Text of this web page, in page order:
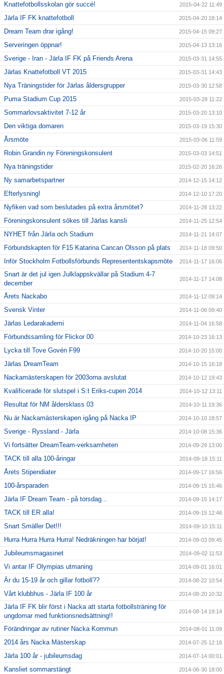
Knattefotbollsskolan gör succé! 2015-04-22 11:49
Järla IF FK knattefotboll 2015-04-20 18:14
Dream Team drar igång! 2015-04-15 09:27
Serveringen öppnar! 2015-04-13 13:16
Sverige - Iran - Järla IF FK på Friends Arena 2015-03-31 14:55
Järlas Knattefotboll VT 2015 2015-03-31 14:43
Nya Träningstider för Järlas åldersgrupper 2015-03-30 12:58
Puma Stadium Cup 2015 2015-03-28 11:22
Sommarlovsaktivitet 7-12 år 2015-03-20 13:10
Den viktiga domaren 2015-03-19 15:30
Årsmöte 2015-03-06 11:59
Robin Grandin ny Föreningskonsulent 2015-03-03 14:51
Nya träningstider 2015-02-20 16:26
Ny samarbetspartner 2014-12-15 14:12
Efterlysning! 2014-12-10 17:20
Nyfiken vad som beslutades på extra årsmötet? 2014-11-28 13:22
Föreningskonsulent sökes till Järlas kansli 2014-11-25 12:54
NYHET från Järla och Stadium 2014-11-21 14:07
Förbundskapten för F15 Katarina Cancan Olsson på plats 2014-11-18 09:50
Inför Stockholm Fotbollsförbunds Represententskapsmöte 2014-11-17 16:06
Snart är det jul igen Julklappskvällar på Stadium 4-7
december
2014-11-17 14:08
Årets Nackabo 2014-11-12 09:14
Svensk Vinter 2014-11-06 09:40
Järlas Ledarakademi 2014-11-04 16:58
Förbundssamling för Flickor 00 2014-10-23 16:13
Lycka till Tove Govén F99 2014-10-20 15:00
Järlas DreamTeam 2014-10-15 16:18
Nackamästerskapen för 2003orna avslutat 2014-10-12 19:43
Kvalificerade för slutspel i S:t Eriks-cupen 2014 2014-10-12 13:11
Resultat för NM åldersklass 03 2014-10-11 19:36
Nu är Nackamästerskapen igång på Nacka IP 2014-10-10 18:57
Sverige - Ryssland - Järla 2014-10-08 15:36
Vi fortsätter DreamTeam-verksamheten 2014-09-29 13:00
TACK till alla 100-åringar 2014-09-18 15:11
Årets Stipendiater 2014-09-17 16:56
100-årsparaden 2014-09-15 15:46
Järla IF Dream Team - på torsdag... 2014-09-15 14:17
TACK till ER alla! 2014-09-15 12:46
Snart Smäller Det!!! 2014-09-10 15:11
Hurra Hurra Hurra Hurra! Nedräkningen har börjat! 2014-09-03 09:45
Jubileumsmagasinet 2014-09-02 11:53
Vi antar IF Olympias utmaning 2014-09-01 16:01
Är du 15-19 år och gillar fotboll?? 2014-08-22 10:54
Vårt klubbhus - Järla IF 100 år 2014-08-20 10:32
Järla IF FK blir först i Nacka att starta fotbollsträning för
ungdomar med funktionsnedsättning!!
2014-08-14 19:14
Förändringar av rutiner Nacka Kommun 2014-08-01 11:09
2014 års Nacka Mästerskap 2014-07-25 12:18
Järla 100 år - jubileumsdag 2014-07-14 00:01
Kansliet sommarstängt 2014-06-30 18:00